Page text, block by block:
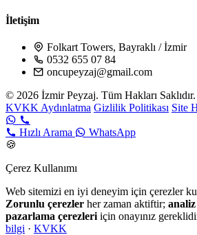
İletişim
Folkart Towers, Bayraklı / İzmir
0532 655 07 84
oncupeyzaj@gmail.com
© 2026 İzmir Peyzaj. Tüm Hakları Saklıdır.
KVKK Aydınlatma Gizlilik Politikası Site
Hızlı Arama
WhatsApp
🍪
Çerez Kullanımı
Web sitemizi en iyi deneyim için çerezler
Zorunlu çerezler her zaman aktiftir; analiz
pazarlama çerezleri için onayınız
bilgi · KVKK